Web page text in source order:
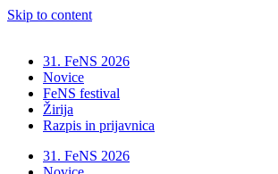
Skip to content
31. FeNS 2026
Novice
FeNS festival
Žirija
Razpis in prijavnica
31. FeNS 2026